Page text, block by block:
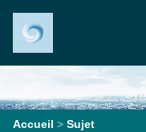
Accueil > Sujet